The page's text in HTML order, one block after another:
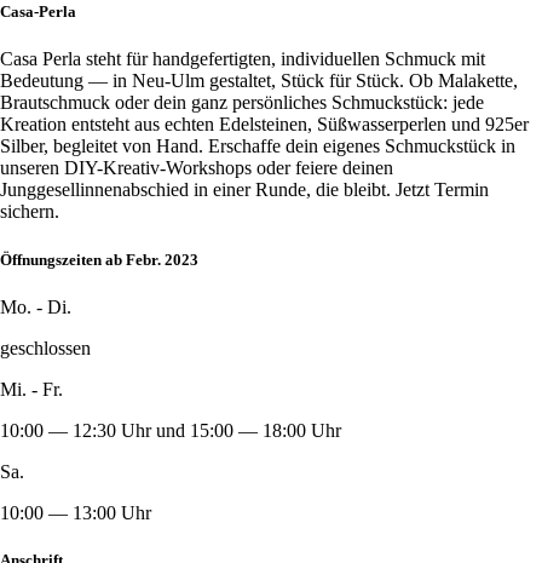
Casa-Perla
Casa Perla steht für handgefertigten, individuellen Schmuck mit
Bedeutung — in Neu-Ulm gestaltet, Stück für Stück. Ob Malakette,
Brautschmuck oder dein ganz persönliches Schmuckstück: jede
Kreation entsteht aus echten Edelsteinen, Süßwasserperlen und 925er
Silber, begleitet von Hand. Erschaffe dein eigenes Schmuckstück in
unseren DIY-Kreativ-Workshops oder feiere deinen
Junggesellinnenabschied in einer Runde, die bleibt. Jetzt Termin
sichern.
Öffnungszeiten ab Febr. 2023
Mo. - Di.
geschlossen
Mi. - Fr.
10:00 — 12:30 Uhr und 15:00 — 18:00 Uhr
Sa.
10:00 — 13:00 Uhr